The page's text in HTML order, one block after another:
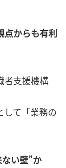
点からも有利
者支援機構
して「業務の
い壁”か